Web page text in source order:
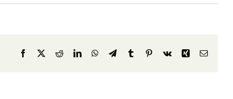
Facebook RedditLinkedInWhatsApp
TelegramTumblr Pinterest
Vk Xing E-